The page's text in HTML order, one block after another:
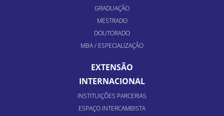
GRADUAÇÃO
MESTRADO
DOUTORADO
MBA / ESPECIALIZAÇÃO
EXTENSÃO
INTERNACIONAL
INSTITUIÇÕES PARCERIAS
ESPAÇO INTERCAMBISTA